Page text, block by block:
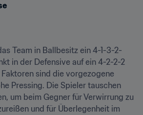
Team in Ballbesitz ein 4-1-3-2-
in der Defensive auf ein 4-2-2-2
sind die vorgezogene
Pressing. Die Spieler tauschen
um beim Gegner für Verwirrung zu
und für Überlegenheit im